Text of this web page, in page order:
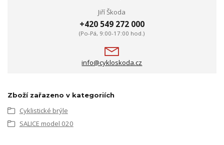
Jiří Škoda
+420 549 272 000
(Po-Pá, 9:00-17:00 hod.)
info@cykloskoda.cz
Zboží zařazeno v kategoriích
Cyklistické brýle
SALICE model 020